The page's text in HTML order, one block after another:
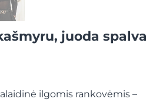
juoda spalva
ilgomis rankovėmis –